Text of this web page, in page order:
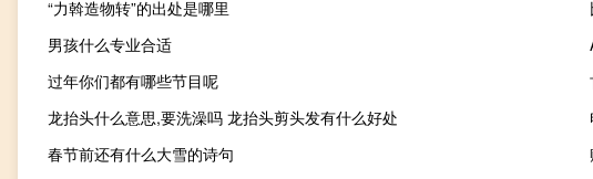
“力斡造物转”的出处是哪里
男孩什么专业合适
过年你们都有哪些节目呢
龙抬头什么意思,要洗澡吗 龙抬头剪头发有什么好处
春节前还有什么大雪的诗句